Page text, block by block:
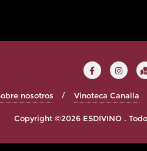
nosotros Vinoteca Canalla
Copyright ©2026 ESDIVINO .